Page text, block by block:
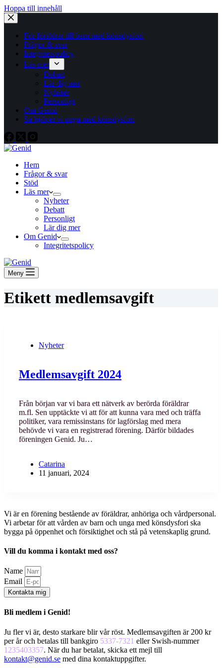
Hoppa till innehåll
För föräldrar till barn med könsdysfori
Frågor & svar
Integritetspolicy
Läs mer
Debatt
Lär dig mer
Nyheter
Personligt
Om Genid
Så hjälper vi unga med könsdysfori
Hem
Frågor & svar
Stöd
Läs mer
Nyheter
Debatt
Personligt
Lär dig mer
Om Genid
Integritetspolicy
Meny
Etikett medlemsavgift
Nyheter
Medlemsavgift 2024
Från början var vi bara ett nätverk av berörda föräldrar
m.fl. Sen upptäckte vi att för att kunna vara med och träffa
politiker, vara remissinstans för lagförslag med mera
behövde vi vara en registrerad förening. Därför bildades
föreningen Genid. Ju…
Catarina
11 januari, 2024
Vi är en förening bestående av föräldrar, anhöriga och vårdpersonal.
Vi arbetar för att vården av barn och unga med könsdysfori ska
bygga på öppenhet och försiktighet och stå på vetenskaplig grund.
Vill du komma i kontakt med oss?
Name
Email
Kontakta mig
Bli medlem i Genid!
Ju fler vi är, desto starkare blir vår röst. Medlemsavgiften är 200 kr
per år och betalas till bankgiro 5337-7321 eller Swish-nummer
1235403357. När du har betalat, skicka ett mejl till
kontakt@genid.se med dina kontaktuppgifter.